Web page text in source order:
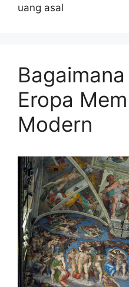
uang asal
Eropa
Modern